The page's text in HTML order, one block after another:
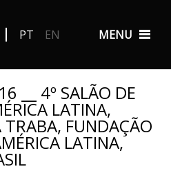
MENU
PT EN
__ 4º SALÃO DE
LATINA,
FUNDAÇÃO
LATINA,